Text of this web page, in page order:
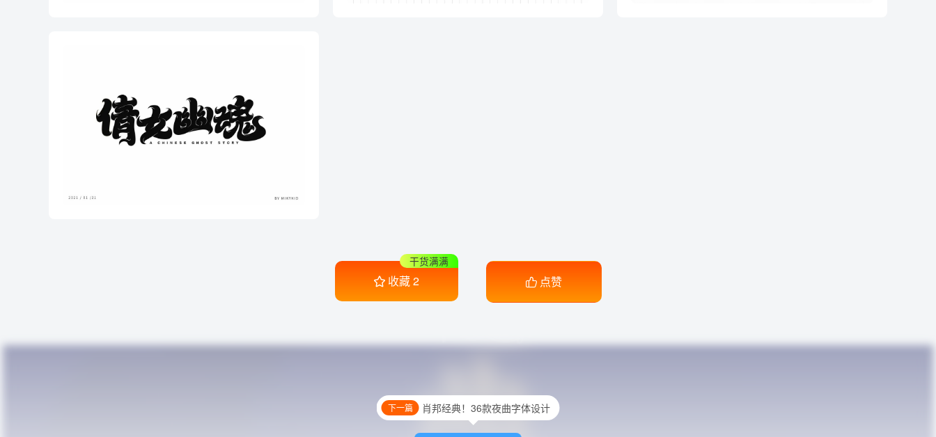
收藏2
干货满满
点赞
下一篇 肖邦经典！36款夜曲字体设计